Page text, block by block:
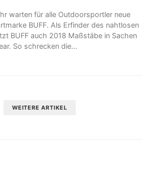
warten für alle Outdoorsportler neue
BUFF. Als Erfinder des nahtlosen
BUFF auch 2018 Maßstäbe in Sachen
So schrecken die…
WEITERE ARTIKEL